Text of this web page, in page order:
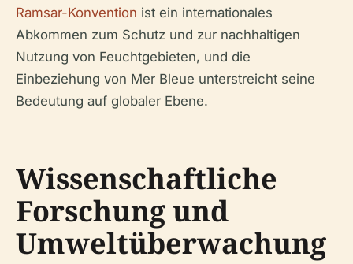
Ramsar-Konvention ist ein internationales
Abkommen zum Schutz und zur nachhaltigen
Nutzung von Feuchtgebieten, und die
Einbeziehung von Mer Bleue unterstreicht seine
Bedeutung auf globaler Ebene.
Wissenschaftliche
Forschung und
Umweltüberwachung